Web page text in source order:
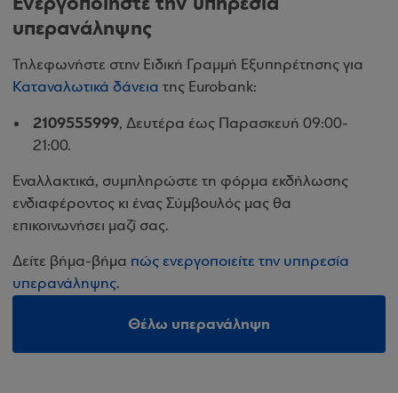
υπερανάληψης
Τηλεφωνήστε στην Ειδική Γραμμή Εξυπηρέτησης για
Καταναλωτικά δάνεια της Eurobank:
2109555999, Δευτέρα έως Παρασκευή 09:00-
21:00.
Εναλλακτικά, συμπληρώστε τη φόρμα εκδήλωσης
ενδιαφέροντος κι ένας Σύμβουλός μας θα
επικοινωνήσει μαζί σας.
Δείτε βήμα-βήμα πώς ενεργοποιείτε την υπηρεσία
υπερανάληψης.
Θέλω υπερανάληψη